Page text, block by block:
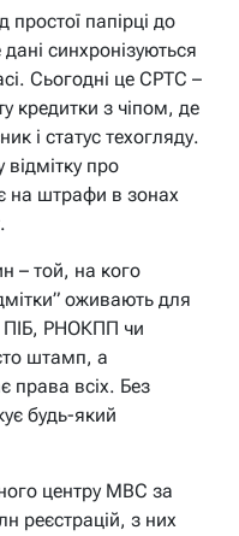
простої папірці до
синхронізуються
Сьогодні це СРТС –
кредитки з чіпом, де
і статус техогляду.
про
на штрафи в зонах
– той, на кого
оживають для
ПІБ, РНОКПП чи
штамп, а
права всіх. Без
будь-який
центру МВС за
реєстрацій, з них